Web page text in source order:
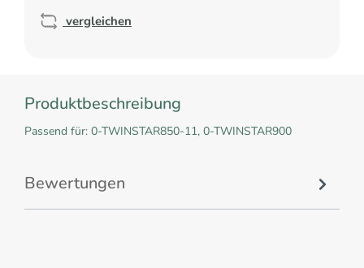
vergleichen
Produktbeschreibung
Passend für: 0-TWINSTAR850-11, 0-TWINSTAR900
Bewertungen